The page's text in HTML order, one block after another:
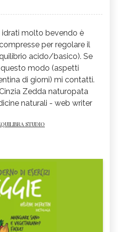
idrati molto bevendo è
per regolare il
acido/basico). Se
modo (aspetti
di giorni) mi contatti.
Zedda naturopata
naturali - web writer
STUDIO